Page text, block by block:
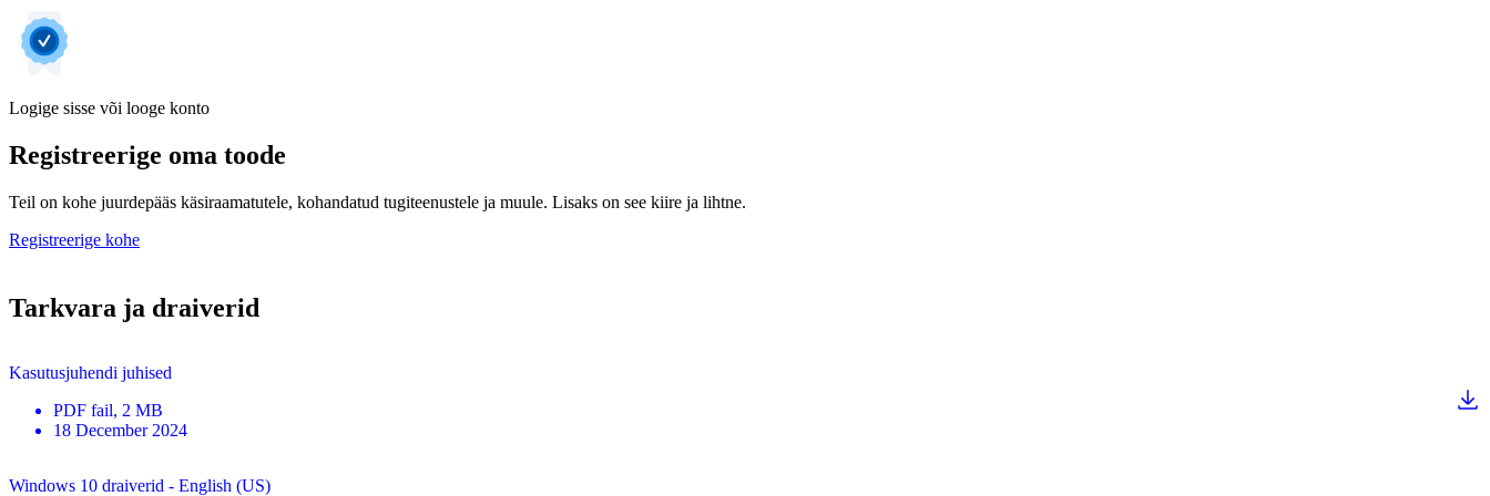
Logige sisse või looge konto
Registreerige oma toode
Teil on kohe juurdepääs käsiraamatutele, kohandatud tugiteenustele ja muule. Lisaks on see kiire ja lihtne.
Registreerige kohe
Tarkvara ja draiverid
Kasutusjuhendi juhised
PDF fail, 2 MB
18 December 2024
Windows 10 draiverid - English (US)